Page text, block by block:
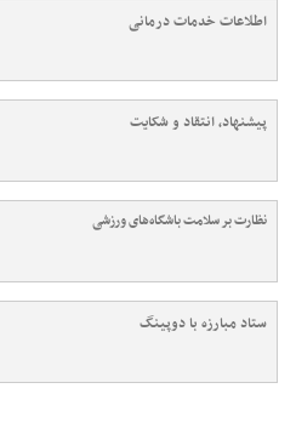
اطلاعات خدمات درمانی
پیشنهاد، انتقاد و شکایت
نظارت بر سلامت باشگاه‌های ورزشی
ستاد مبارزه با دوپینگ